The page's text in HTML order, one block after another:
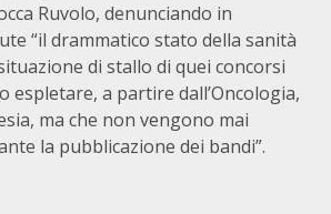
Ruvolo, denunciando in
“il drammatico stato della sanità
di stallo di quei concorsi
espletare, a partire dall’Oncologia,
ma che non vengono mai
la pubblicazione dei bandi”.